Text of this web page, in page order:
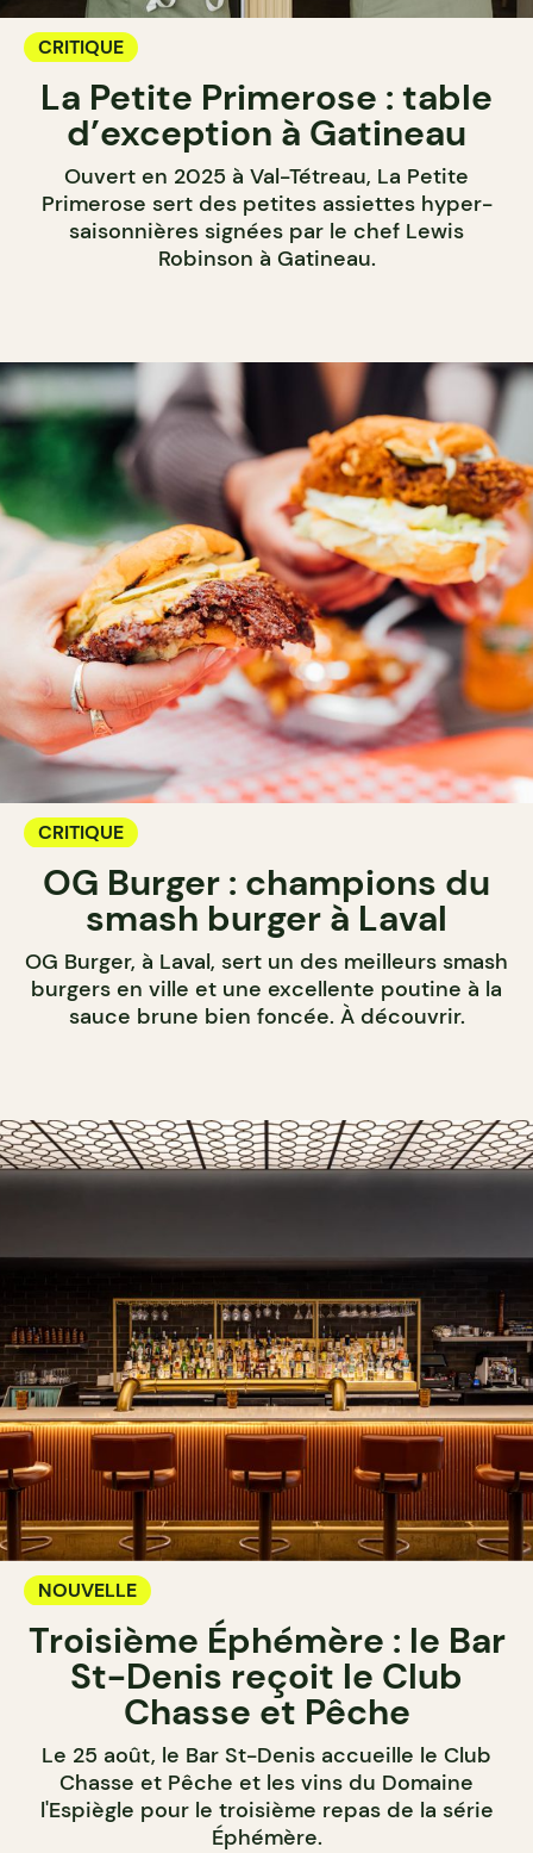
CRITIQUE
La Petite Primerose : table
d’exception à Gatineau
Ouvert en 2025 à Val-Tétreau, La Petite
Primerose sert des petites assiettes hyper-
saisonnières signées par le chef Lewis
Robinson à Gatineau.
CRITIQUE
OG Burger : champions du
smash burger à Laval
OG Burger, à Laval, sert un des meilleurs smash
burgers en ville et une excellente poutine à la
sauce brune bien foncée. À découvrir.
NOUVELLE
Troisième Éphémère : le Bar
St-Denis reçoit le Club
Chasse et Pêche
Le 25 août, le Bar St-Denis accueille le Club
Chasse et Pêche et les vins du Domaine
l'Espiègle pour le troisième repas de la série
Éphémère.